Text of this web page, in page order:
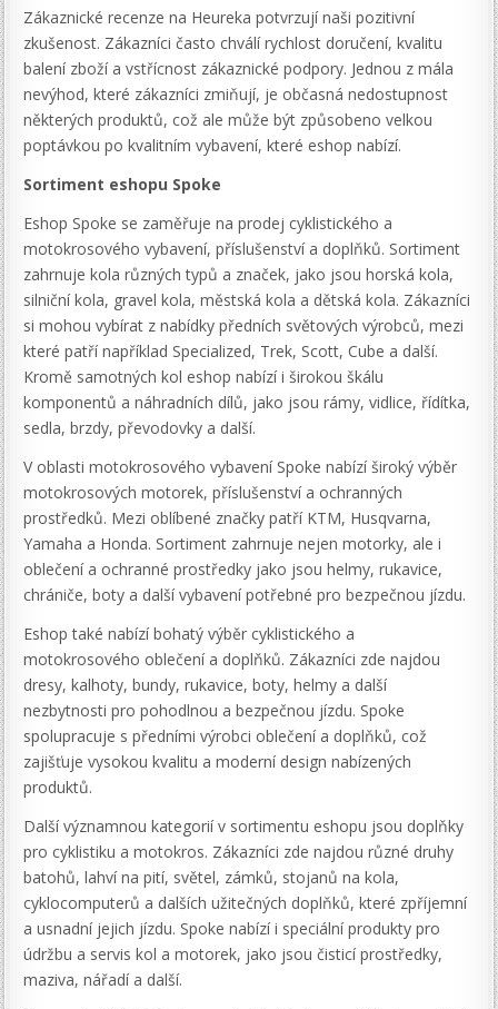
Zákaznické recenze na Heureka potvrzují naši pozitivní
zkušenost. Zákazníci často chválí rychlost doručení, kvalitu
balení zboží a vstřícnost zákaznické podpory. Jednou z mála
nevýhod, které zákazníci zmiňují, je občasná nedostupnost
některých produktů, což ale může být způsobeno velkou
poptávkou po kvalitním vybavení, které eshop nabízí.
Sortiment eshopu Spoke
Eshop Spoke se zaměřuje na prodej cyklistického a
motokrosového vybavení, příslušenství a doplňků. Sortiment
zahrnuje kola různých typů a značek, jako jsou horská kola,
silniční kola, gravel kola, městská kola a dětská kola. Zákazníci
si mohou vybírat z nabídky předních světových výrobců, mezi
které patří například Specialized, Trek, Scott, Cube a další.
Kromě samotných kol eshop nabízí i širokou škálu
komponentů a náhradních dílů, jako jsou rámy, vidlice, řídítka,
sedla, brzdy, převodovky a další.
V oblasti motokrosového vybavení Spoke nabízí široký výběr
motokrosových motorek, příslušenství a ochranných
prostředků. Mezi oblíbené značky patří KTM, Husqvarna,
Yamaha a Honda. Sortiment zahrnuje nejen motorky, ale i
oblečení a ochranné prostředky jako jsou helmy, rukavice,
chrániče, boty a další vybavení potřebné pro bezpečnou jízdu.
Eshop také nabízí bohatý výběr cyklistického a
motokrosového oblečení a doplňků. Zákazníci zde najdou
dresy, kalhoty, bundy, rukavice, boty, helmy a další
nezbytnosti pro pohodlnou a bezpečnou jízdu. Spoke
spolupracuje s předními výrobci oblečení a doplňků, což
zajišťuje vysokou kvalitu a moderní design nabízených
produktů.
Další významnou kategorií v sortimentu eshopu jsou doplňky
pro cyklistiku a motokros. Zákazníci zde najdou různé druhy
batohů, lahví na pití, světel, zámků, stojanů na kola,
cyklocomputerů a dalších užitečných doplňků, které zpříjemní
a usnadní jejich jízdu. Spoke nabízí i speciální produkty pro
údržbu a servis kol a motorek, jako jsou čisticí prostředky,
maziva, nářadí a další.